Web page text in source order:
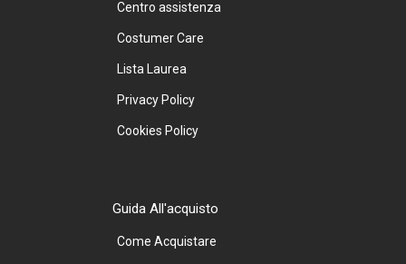
Centro assistenza
Costumer Care
Lista Laurea
Privacy Policy
Cookies Policy
Guida All'acquisto
Come Acquistare